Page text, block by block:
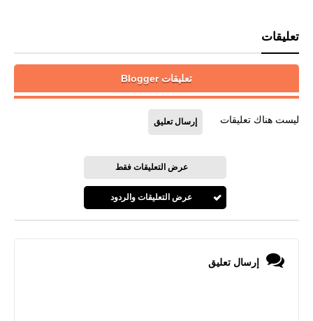
تعليقات
تعليقات Blogger
ليست هناك تعليقات إرسال تعليق
عرض التعليقات فقط
عرض التعليقات والردود
إرسال تعليق